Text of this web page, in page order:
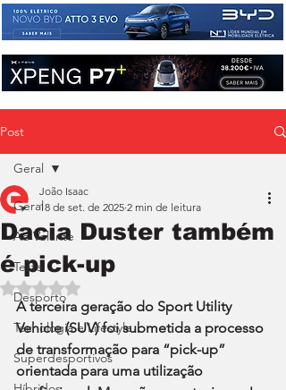
Post
Geral
Ao Volante
Teste
Desporto
Tecnologia e Lifestyle
Superdesportivos
Geral
Dacia Duster também
é pick-up
João Isaac
18 de set. de 2025 2 min de leitura
Avaliado com NaN de 5 estrelas.
A terceira geração do Sport Utility
Vehicle (SUV) foi submetida a processo
de transformação para “pick-up”
orientada para uma utilização